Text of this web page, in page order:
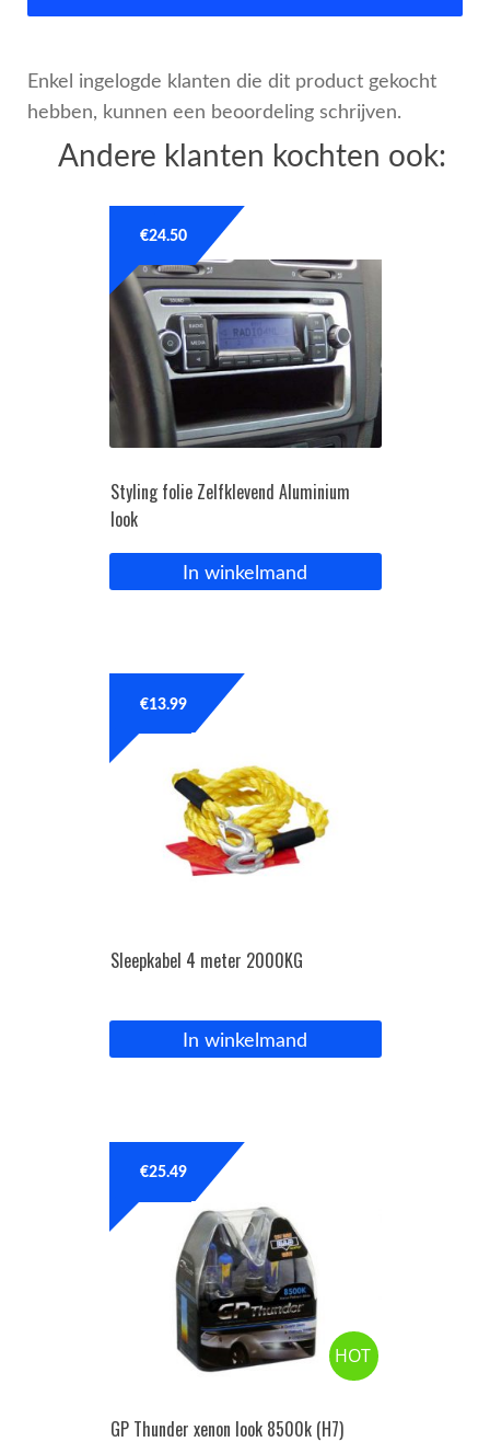
Enkel ingelogde klanten die dit product gekocht
hebben, kunnen een beoordeling schrijven.
Andere klanten kochten ook:
Styling folie Zelfklevend Aluminium
look
€24.50
In winkelmand
Sleepkabel 4 meter 2000KG
€13.99
In winkelmand
HOT
GP Thunder xenon look 8500k (H7)
€25.49